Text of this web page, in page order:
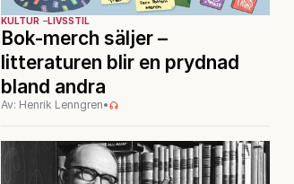
KULTUR LIVSSTIL
Bok-merch säljer –
litteraturen blir en prydnad
bland andra
Av: Henrik Lenngren•